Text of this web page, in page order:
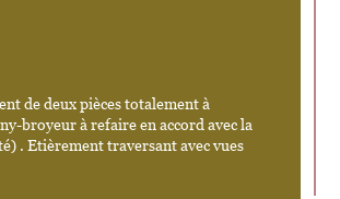
de deux pièces totalement à
broyeur à refaire en accord avec la
. Etièrement traversant avec vues